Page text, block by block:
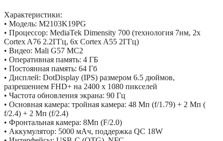
Характеристики:
• Модель: M2103K19PG
• Процессор: MediaTek Dimensity 700 (технология 7нм, 2х
Cortex A76 2.2ГГц, 6х Cortex A55 2ГГц)
• Видео: Mali G57 MC2
• Оперативная память: 4 ГБ
• Постоянная память: 64 Гб
• Дисплей: DotDisplay (IPS) размером 6.5 дюймов,
разрешением FHD+ на 2400 х 1080 пикселей
• Частота обновления экрана: 90 Гц
• Основная камера: тройная камера: 48 Мп (f/1.79) + 2 Мп (
f/2.4) + 2 Мп (f/2.4)
• Фронтальная камера: 8Мп (F/2.0)
• Аккумулятор: 5000 мАч, поддержка QC 18W